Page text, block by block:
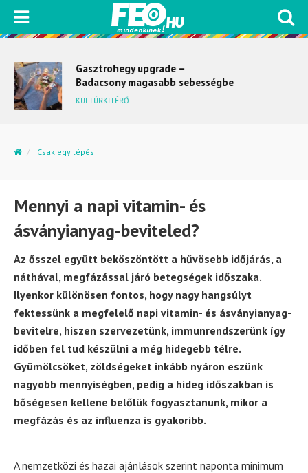
Gasztrohegy upgrade –
Badacsony magasabb sebességbe
kapcsol
KULTÚRKITÉRŐ
Csak egy lépés
Mennyi a napi vitamin- és
ásványianyag-beviteled?
Az ősszel együtt beköszöntött a hűvösebb időjárás, a
náthával, megfázással járó betegségek időszaka.
Ilyenkor különösen fontos, hogy nagy hangsúlyt
fektessünk a megfelelő napi vitamin- és ásványianyag-
bevitelre, hiszen szervezetünk, immunrendszerünk így
időben fel tud készülni a még hidegebb télre.
Gyümölcsöket, zöldségeket inkább nyáron eszünk
nagyobb mennyiségben, pedig a hideg időszakban is
bőségesen kellene belőlük fogyasztanunk, mikor a
megfázás és az influenza is gyakoribb.
A nemzetközi és hazai ajánlások szerint naponta minimum